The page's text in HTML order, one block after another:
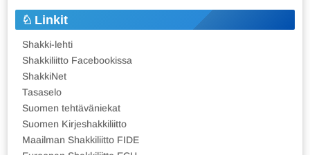
Linkit
Shakki-lehti
Shakkiliitto Facebookissa
ShakkiNet
Tasaselo
Suomen tehtäväniekat
Suomen Kirjeshakkiliitto
Maailman Shakkiliitto FIDE